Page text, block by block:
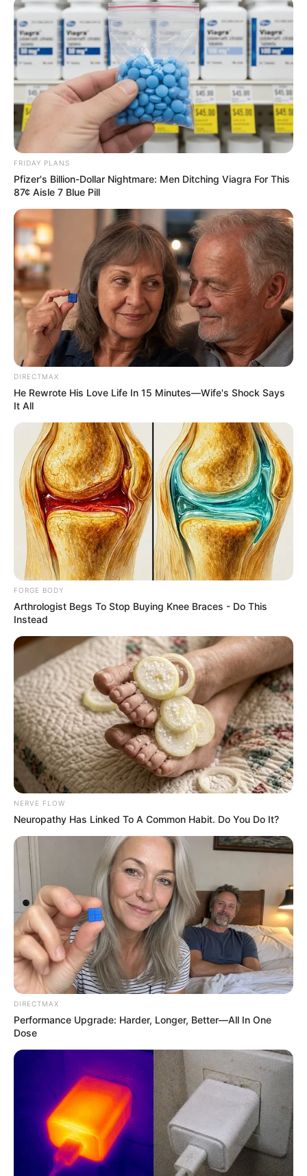
10.ฝัน ว่าได้เห็นเด็กขาวอ้วนท้วนสมบูรณ์ความฝันนี้
เป็นเหตุบอกให้รู้ว่า ตัวท่านเองจะมีลาภในการเงิน และได้
บุตรเป็นสุดที่รัก
11.ฝัน ว่า ตนได้อุ้มทารกในบ้านของเราทำนายว่า ท่าน
จะมีโชคลาภ
12. ฝัน ว่าเด็กอื่นมาดูดนมของเรา
รับความร้อนใจมีการเจ็บไข้ได้ป่วยอยู่เสมอ
13.ฝัน ว่า ตนได้เสียต่อกันทำนาย ว่า ท่านจะได้รับข่าว
หรือคนต่างเพศทำการงานที่สำเร็จแล้วมาสู่ตัวท่าน
14.ฝัน ว่า นอนในห้องมีมุ้งครอบทำนายว่า ท่านจะได้
พบคู่รักของท่าน ซึ่งมีรูปร่างสวย แล้วท่านจะได้แต่งงาน
ตามประเพณี
15.ฝัน ว่านาครัดกุมกายของเราทำนายว่า ท่านจะได้คู่
ครองอย่างภูมิ และท่านจะได้ลาภจากท่านผู้ใหญ่อีกด้วย
16.ฝัน ว่าภรรยา-สามีของตนหายจากไปโดยไม่รู้ตัว
ความฝันนี้เป็นนิมิตที่ไม่ดี ท่านจะได้รับความเดือดร้อนใจ
เพราะวงการงานของท่าน
17.ฝัน ว่าตนได้คู่ครองให้เปลี่ยนย้ายที่นอนเสีย จึงจะ
บังเกิดลาภ
(ขอบคุณข้อมูลจาก www.soizaa.com )
ดูดวง ทำนาย ทำนายฝัน ฝัน เพศสัมพันธ์
นักเขียน
อิสฺวาสุ
เชื่อในสิ่งที่เฮ็ด เฮ็ดในสิ่งที่เชื่อ
เนื้อหาที่ได้รับการโปรโมต
These Professionals Attracted Attention For Much
More Than Just Their Uniforms
BUZZ DAY
FRIDAY PLANS
Pfizer's Billion-Dollar Nightmare: Men Ditching Viagra For This
87¢ Aisle 7 Blue Pill
DIRECTMAX
He Rewrote His Love Life In 15 Minutes—Wife's Shock Says
It All
FORGE BODY
Arthrologist Begs To Stop Buying Knee Braces - Do This
Instead
NERVE FLOW
Neuropathy Has Linked To A Common Habit. Do You Do It?
DIRECTMAX
Performance Upgrade: Harder, Longer, Better—All In One
Dose